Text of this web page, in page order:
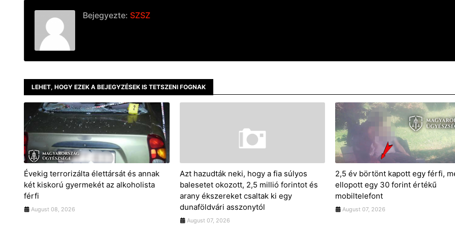
Bejegyezte: SZSZ
LEHET, HOGY EZEK A BEJEGYZÉSEK IS TETSZENI FOGNAK
Évekig terrorizálta élettársát és annak
két kiskorú gyermekét az alkoholista
férfi
August 08, 2026
Azt hazudták neki, hogy a fia súlyos
balesetet okozott, 2,5 millió forintot és
arany ékszereket csaltak ki egy
dunaföldvári asszonytól
August 07, 2026
2,5 év börtönt kapott egy férfi,
ellopott egy 30 forint értékű
mobiltelefont
August 07, 2026